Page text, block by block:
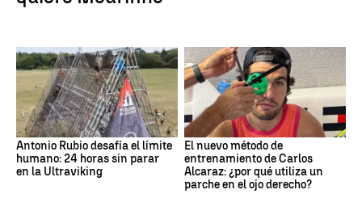
Antonio Rubio desafía el límite
humano: 24 horas sin parar
en la Ultraviking
El nuevo método de
entrenamiento de Carlos
Alcaraz: ¿por qué utiliza un
parche en el ojo derecho?